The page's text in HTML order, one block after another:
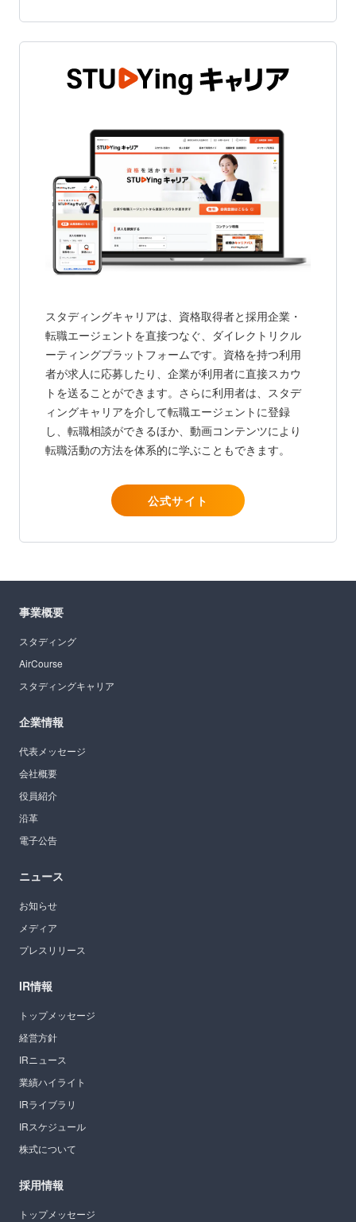
スタディングキャリアは、資格取得者と採用企業・
転職エージェントを直接つなぐ、ダイレクトリクル
ーティングプラットフォームです。資格を持つ利用
者が求人に応募したり、企業が利用者に直接スカウ
トを送ることができます。さらに利用者は、スタデ
ィングキャリアを介して転職エージェントに登録
し、転職相談ができるほか、動画コンテンツにより
転職活動の方法を体系的に学ぶこともできます。
公式サイト
事業概要
スタディング
AirCourse
スタディングキャリア
企業情報
代表メッセージ
会社概要
役員紹介
沿革
電子公告
ニュース
お知らせ
メディア
プレスリリース
IR情報
トップメッセージ
経営方針
IRニュース
業績ハイライト
IRライブラリ
IRスケジュール
株式について
採用情報
トップメッセージ